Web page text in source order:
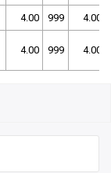
4.00 999 4.00
4.00 999 4.00